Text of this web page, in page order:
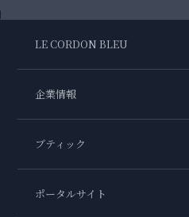
LE CORDON BLEU
企業情報
ブティック
ポータルサイト